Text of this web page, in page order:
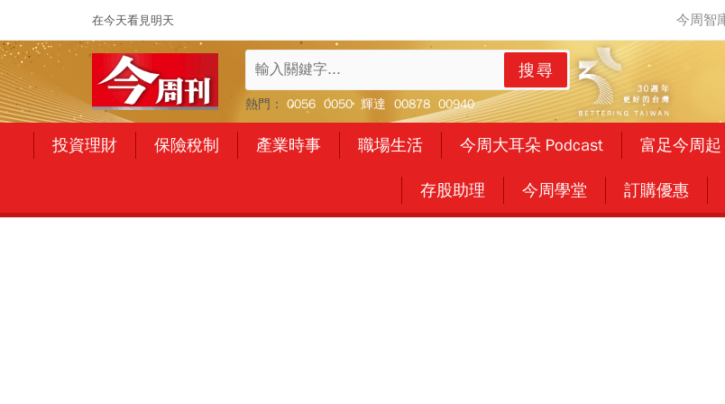
在今天看見明天
搜尋
熱門： 0056 0050 輝達 00878 00940
投資理財 保險稅制 產業時事 職場生活 今周大耳朵 Podcast 富足今周起
存股助理 今周學堂 訂購優惠